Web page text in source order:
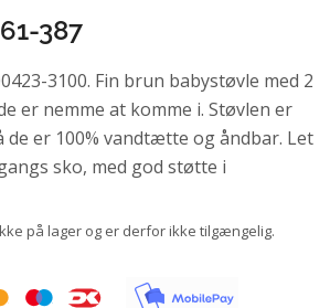
387
3100. Fin brun babystøvle med 2
er nemme at komme i. Støvlen er
de er 100% vandtætte og åndbar. Let
sko, med god støtte i
på lager og er derfor ikke tilgængelig.